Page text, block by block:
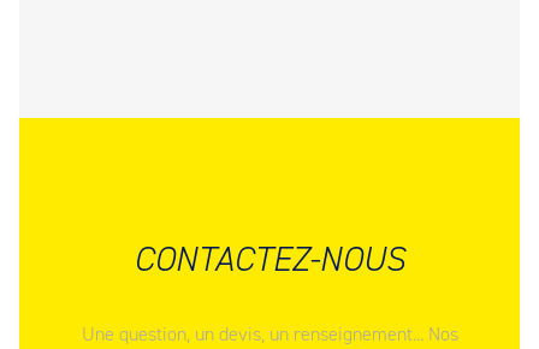
CONTACTEZ-NOUS
Une question, un devis, un renseignement... Nos